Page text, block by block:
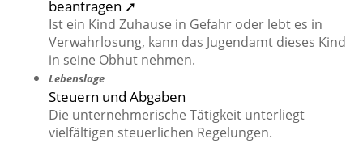
beantragen ➚
Ist ein Kind Zuhause in Gefahr oder lebt es in
Verwahrlosung, kann das Jugendamt dieses Kind
in seine Obhut nehmen.
Lebenslage
Steuern und Abgaben
Die unternehmerische Tätigkeit unterliegt
vielfältigen steuerlichen Regelungen.